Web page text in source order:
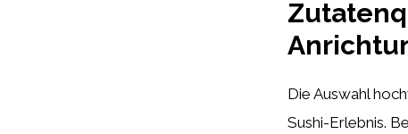
Die Auswahl
Sushi-Erlebnis.